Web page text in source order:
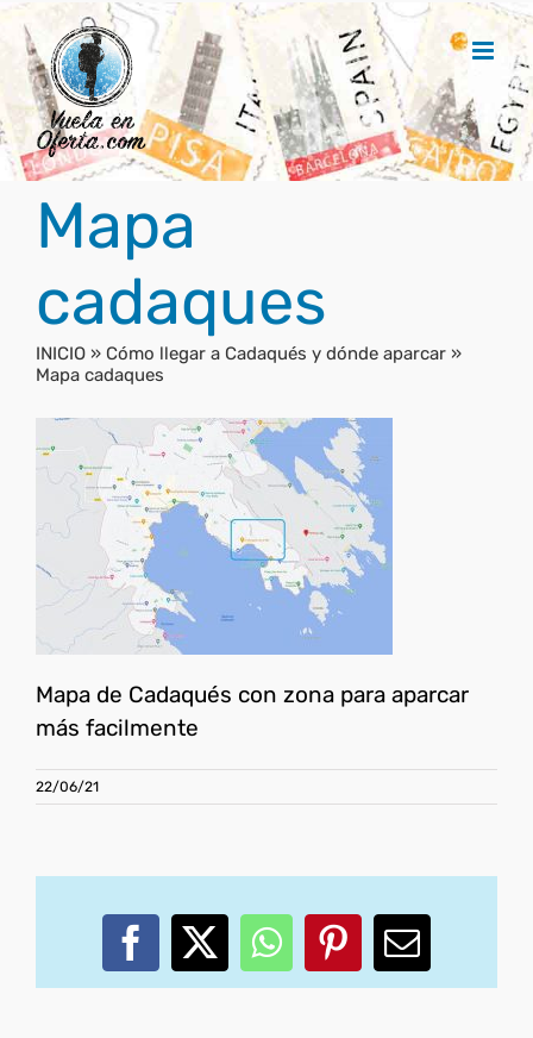
Saltar
contenido
Mapa
cadaques
INICIO » Cómo llegar a Cadaqués y dónde aparcar »
Mapa cadaques
Mapa de Cadaqués con zona para aparcar
más facilmente
22/06/21
Facebook
X WhatsApp
PinterestCorreo